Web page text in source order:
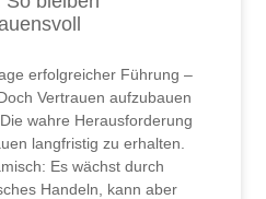
erfolgreicher Führung –
Vertrauen aufzubauen
wahre Herausforderung
langfristig zu erhalten.
Es wächst durch
Handeln, kann aber